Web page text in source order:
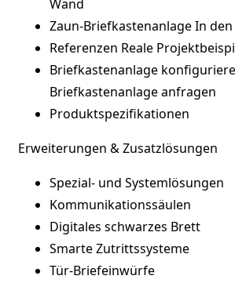
Wand
Zaun-BriefkastenanlageIn
Referenzen Reale
Briefkastenanlage
Briefkastenanlage anfragen
Produktspezifikationen
Erweiterungen & Zusatzlösungen
Spezial- und Systemlösungen
Kommunikationssäulen
Digitales schwarzes Brett
Smarte Zutrittssysteme
Tür-Briefeinwürfe